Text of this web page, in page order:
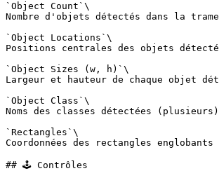
`Object Count`\
Nombre d'objets détectés dans la
`Object Locations`\
Positions centrales des objets
`Object Sizes (w, h)`\
Largeur et hauteur de chaque objet
`Object Class`\
Noms des classes détectées
`Rectangles`\
Coordonnées des rectangles
## 🕹️ Contrôles